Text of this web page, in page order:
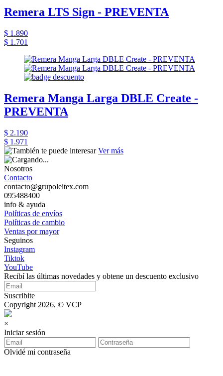
Remera LTS Sign - PREVENTA
$ 1.890
$ 1.701
Remera Manga Larga DBLE Create -
PREVENTA
$ 2.190
$ 1.971
Ver más
Nosotros
Contacto
contacto@grupoleitex.com
095488400
info & ayuda
Políticas de envíos
Políticas de cambio
Ventas por mayor
Seguinos
Instagram
Tiktok
YouTube
Recibí las últimas novedades y obtene un descuento exclusivo
Suscribite
Copyright 2026, © VCP
×
Iniciar sesión
Olvidé mi contraseña